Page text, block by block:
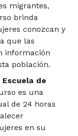
migrantes,
brinda
conozcan y
que las
información
población.
de
es una
de 24 horas
en su